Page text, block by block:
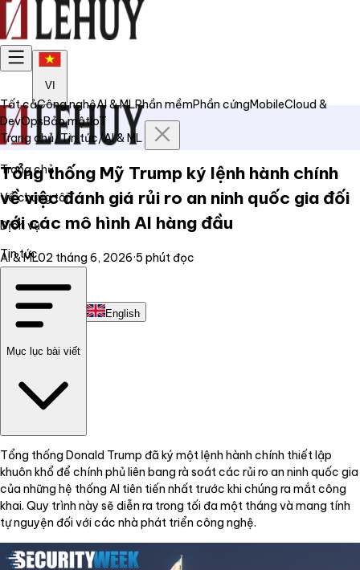
VI
Trang chủ
Về chúng tôi
Dịch vụ
Tin tức
Liên hệ
Tiếng Việt English
Tất cảCông nghệAI & MLPhần mềmPhần cứngMobileCloud &
DevOpsBảo mậtIoT
Trang chủ/Tin tức/AI & ML
Tổng thống Mỹ Trump ký lệnh hành chính
về việc đánh giá rủi ro an ninh quốc gia đối
với các mô hình AI hàng đầu
AI & ML02 tháng 6, 2026·5 phút đọc
Mục lục bài viết
Tổng thống Donald Trump đã ký một lệnh hành chính thiết lập
khuôn khổ để chính phủ liên bang rà soát các rủi ro an ninh quốc gia
của những hệ thống AI tiên tiến nhất trước khi chúng ra mắt công
khai. Quy trình này sẽ diễn ra trong tối đa một tháng và mang tính
tự nguyện đối với các nhà phát triển công nghệ.